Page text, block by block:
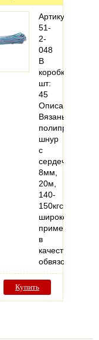
Артикул:
51-
2-
048
В
коробке,
шт:
45
Описание:
Вязаный
шнур
с
сердечником
8мм,
20м,
140-
150кгс
широко
применяется
в
качестве
обвязочного…
Купить